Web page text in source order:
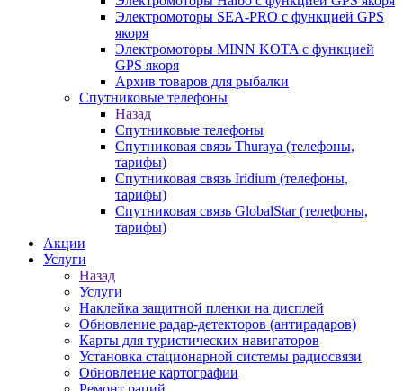
Электромоторы SEA-PRO с функцией GPS
якоря
Электромоторы MINN KOTA с функцией
GPS якоря
Архив товаров для рыбалки
Спутниковые телефоны
Назад
Спутниковые телефоны
Спутниковая связь Thuraya (телефоны,
тарифы)
Спутниковая связь Iridium (телефоны,
тарифы)
Спутниковая связь GlobalStar (телефоны,
тарифы)
Акции
Услуги
Назад
Услуги
Наклейка защитной пленки на дисплей
Обновление радар-детекторов (антирадаров)
Карты для туристических навигаторов
Установка стационарной системы радиосвязи
Обновление картографии